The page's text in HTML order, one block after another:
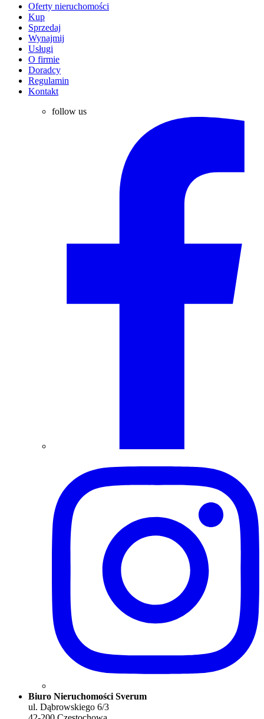
Oferty nieruchomości
Kup
Sprzedaj
Wynajmij
Usługi
O firmie
Doradcy
Regulamin
Kontakt
follow us
Biuro Nieruchomości Sverum
ul. Dąbrowskiego 6/3